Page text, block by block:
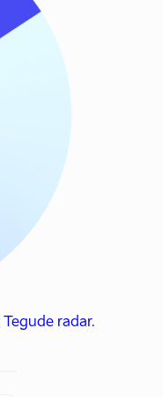
radar.